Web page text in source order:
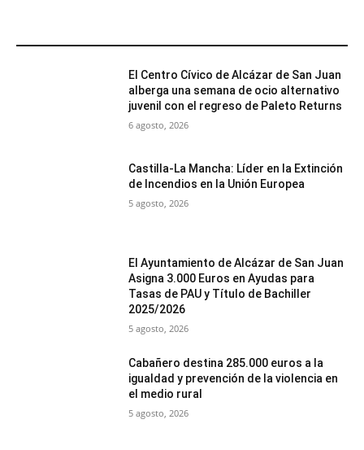
El Centro Cívico de Alcázar de San Juan
alberga una semana de ocio alternativo
juvenil con el regreso de Paleto Returns
6 agosto, 2026
Castilla-La Mancha: Líder en la Extinción
de Incendios en la Unión Europea
5 agosto, 2026
El Ayuntamiento de Alcázar de San Juan
Asigna 3.000 Euros en Ayudas para
Tasas de PAU y Título de Bachiller
2025/2026
5 agosto, 2026
Cabañero destina 285.000 euros a la
igualdad y prevención de la violencia en
el medio rural
5 agosto, 2026